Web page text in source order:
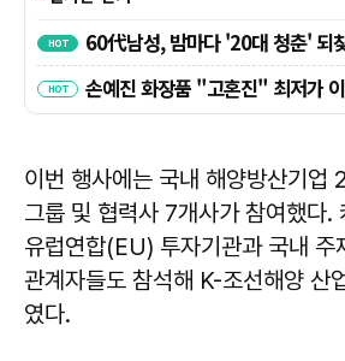
이번 행사에는 국내 해양방산기업
그룹 및 협력사 7개사가 참여했다.
유럽연합(EU) 투자기관과 국내 주
관계자들도 참석해 K-조선해양 산
였다.